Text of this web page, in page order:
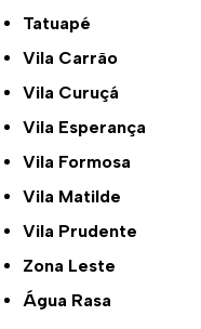
Tatuapé
Vila Carrão
Vila Curuçá
Vila Esperança
Vila Formosa
Vila Matilde
Vila Prudente
Zona Leste
Água Rasa